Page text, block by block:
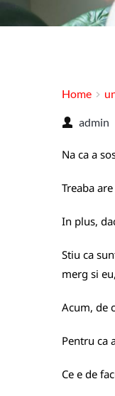
Home
admin
Na ca a
Treaba
In plus,
Stiu ca
merg si
Acum, de
Pentru ca
Ce e de